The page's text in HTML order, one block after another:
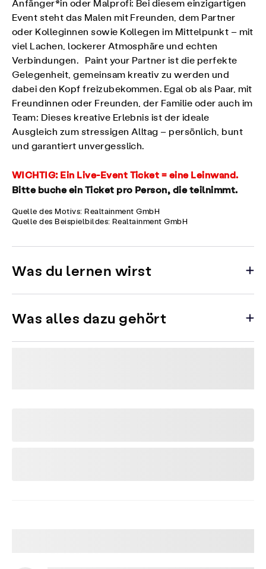
Anfänger*in oder Malprofi: Bei diesem einzigartigen
Event steht das Malen mit Freunden, dem Partner
oder Kolleginnen sowie Kollegen im Mittelpunkt – mit
viel Lachen, lockerer Atmosphäre und echten
Verbindungen. Paint your Partner ist die perfekte
Gelegenheit, gemeinsam kreativ zu werden und
dabei den Kopf freizubekommen. Egal ob als Paar, mit
Freundinnen oder Freunden, der Familie oder auch im
Team: Dieses kreative Erlebnis ist der ideale
Ausgleich zum stressigen Alltag – persönlich, bunt
und garantiert unvergesslich.
WICHTIG: Ein Live-Event Ticket = eine Leinwand.
Bitte buche ein Ticket pro Person, die teilnimmt.
Quelle des Motivs: Realtainment GmbH
Quelle des Beispielbildes: Realtainment GmbH
Was du lernen wirst
Was alles dazu gehört